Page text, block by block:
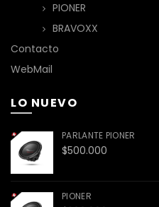
PIONER
BRAVOXX
Contacto
WebMail
LO NUEVO
PARLANTE PIONER
$500.000
PIONER